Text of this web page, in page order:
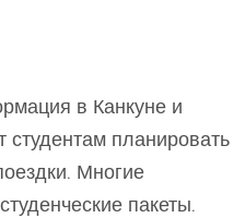
в Канкуне и
планировать
Многие
пакеты.